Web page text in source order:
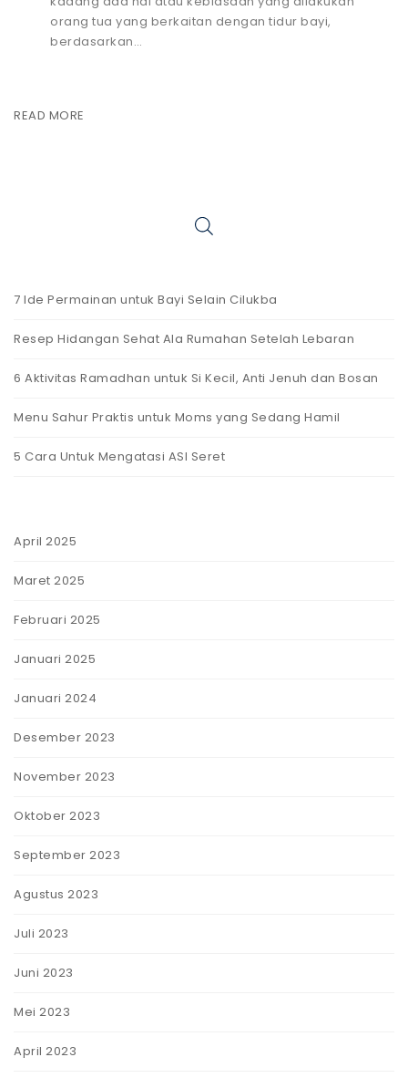
orang tua yang berkaitan dengan tidur bayi,
berdasarkan…
READ MORE
7 Ide Permainan untuk Bayi Selain Cilukba
Resep Hidangan Sehat Ala Rumahan Setelah Lebaran
6 Aktivitas Ramadhan untuk Si Kecil, Anti Jenuh dan Bosan
Menu Sahur Praktis untuk Moms yang Sedang Hamil
5 Cara Untuk Mengatasi ASI Seret
April 2025
Maret 2025
Februari 2025
Januari 2025
Januari 2024
Desember 2023
November 2023
Oktober 2023
September 2023
Agustus 2023
Juli 2023
Juni 2023
Mei 2023
April 2023